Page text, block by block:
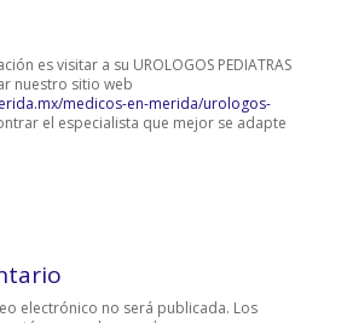
es visitar a su UROLOGOS PEDIATRAS
nuestro sitio web
medicos-en-merida/urologos-
el especialista que mejor se adapte
electrónico no será publicada. Los